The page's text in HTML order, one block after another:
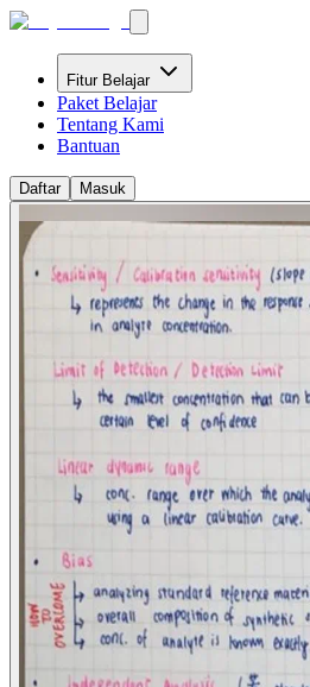
Fitur Belajar
Paket Belajar
Tentang Kami
Bantuan
Daftar Masuk